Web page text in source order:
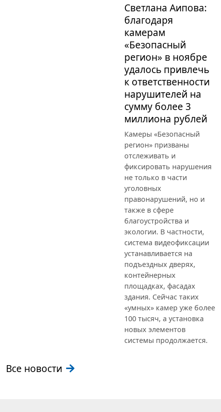
Светлана Аипова:
благодаря
камерам
«Безопасный
регион» в ноябре
удалось привлечь
к ответственности
нарушителей на
сумму более 3
миллиона рублей
Камеры «Безопасный
регион» призваны
отслеживать и
фиксировать нарушения
не только в части
уголовных
правонарушений, но и
также в сфере
благоустройства и
экологии. В частности,
система видеофиксации
устанавливается на
подъездных дверях,
контейнерных
площадках, фасадах
здания. Сейчас таких
«умных» камер уже более
100 тысяч, а установка
новых элементов
системы продолжается.
Все новости